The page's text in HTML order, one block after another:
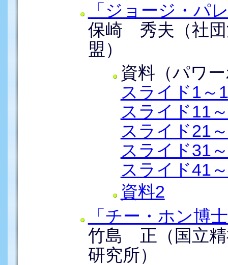
「ジョージ・パ
保崎 秀夫（社
盟）
資料（パワ
スライド1～
スライド11
スライド21
スライド31
スライド41
資料2
「チー・ホン博
竹島 正（国立
研究所）